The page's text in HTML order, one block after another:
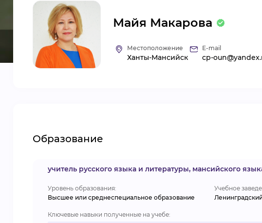
Майя Макарова
Местоположение
Ханты-Мансийск
E-mail
cp-
Образование
учитель русского языка и литературы, мансийского
Уровень образования:
Высшее или среднеспециальное образование
Учебное
Ключевые навыки полученные на учебе: